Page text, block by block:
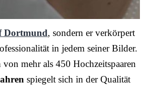
Dortmund, sondern er verkörpert
in jedem seiner Bilder.
mehr als 450 Hochzeitspaaren
spiegelt sich in der Qualität